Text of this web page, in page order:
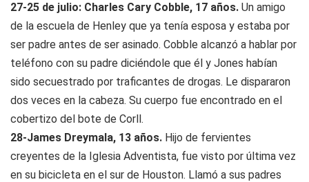
27-25 de julio: Charles Cary Cobble, 17 años. Un amigo
de la escuela de Henley que ya tenía esposa y estaba por
ser padre antes de ser asinado. Cobble alcanzó a hablar por
teléfono con su padre diciéndole que él y Jones habían
sido secuestrado por traficantes de drogas. Le dispararon
dos veces en la cabeza. Su cuerpo fue encontrado en el
cobertizo del bote de Corll.
28-James Dreymala, 13 años. Hijo de fervientes
creyentes de la Iglesia Adventista, fue visto por última vez
en su bicicleta en el sur de Houston. Llamó a sus padres